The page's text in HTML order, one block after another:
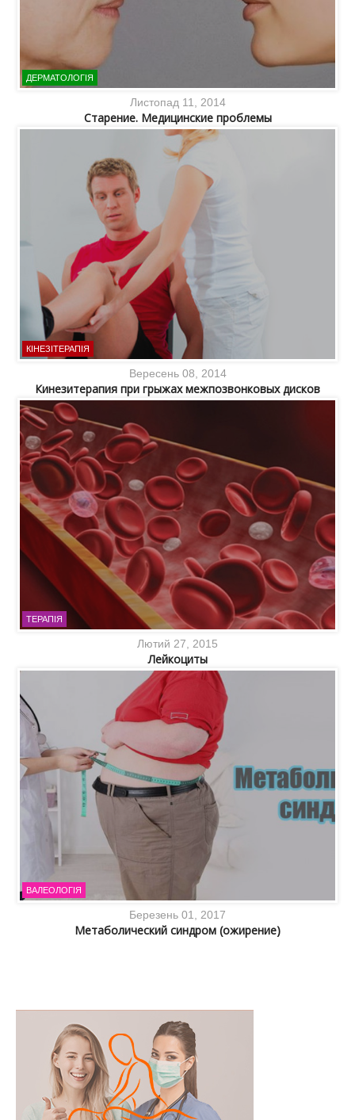
ДЕРМАТОЛОГІЯ
Листопад 11, 2014
Старение. Медицинские проблемы
КІНЕЗІТЕРАПІЯ
Вересень 08, 2014
Кинезитерапия при грыжах межпозвонковых дисков
ТЕРАПІЯ
Лютий 27, 2015
Лейкоциты
ВАЛЕОЛОГІЯ
Березень 01, 2017
Метаболический синдром (ожирение)